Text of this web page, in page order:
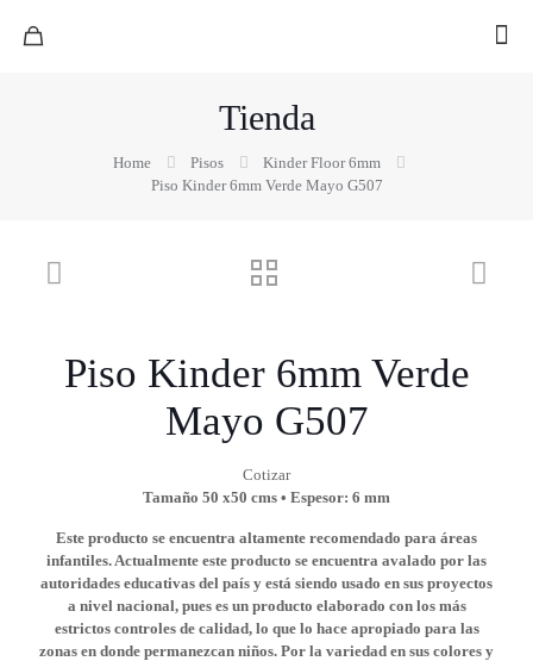
Tienda
Home Pisos
Kinder Floor 6mm
Piso Kinder 6mm Verde Mayo G507
Piso Kinder 6mm Verde
Mayo G507
Cotizar
Tamaño 50 x50 cms • Espesor: 6 mm
Este producto se encuentra altamente recomendado para áreas
infantiles. Actualmente este producto se encuentra avalado por las
autoridades educativas del país y está siendo usado en sus proyectos
a nivel nacional, pues es un producto elaborado con los más
estrictos controles de calidad, lo que lo hace apropiado para las
zonas en donde permanezcan niños. Por la variedad en sus colores y